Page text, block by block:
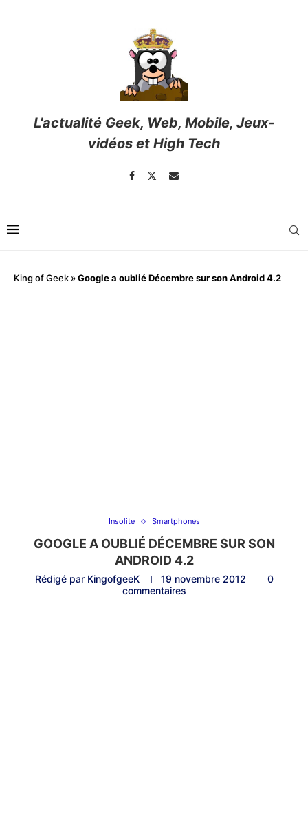
L'actualité Geek, Web, Mobile, Jeux-
vidéos et High Tech
King of Geek »Google a oublié Décembre sur son Android 4.2
Insolite Smartphones
GOOGLE A OUBLIÉ DÉCEMBRE SUR SON
ANDROID 4.2
Rédigé par KingofgeeK 19 novembre 2012
0
commentaires